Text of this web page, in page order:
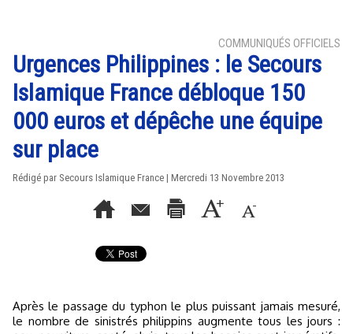
COMMUNIQUÉS OFFICIELS
Urgences Philippines : le Secours
Islamique France débloque 150
000 euros et dépêche une équipe
sur place
Rédigé par Secours Islamique France | Mercredi 13 Novembre 2013
Après le passage du typhon le plus puissant jamais mesuré,
le nombre de sinistrés philippins augmente tous les jours :